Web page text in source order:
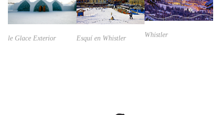
le Glace Exterior Esquí en Whistler Whistler